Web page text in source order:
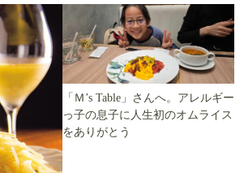
「Ｍ’s Table」さんへ。アレルギー
っ子の息子に人生初のオムライス
をありがとう